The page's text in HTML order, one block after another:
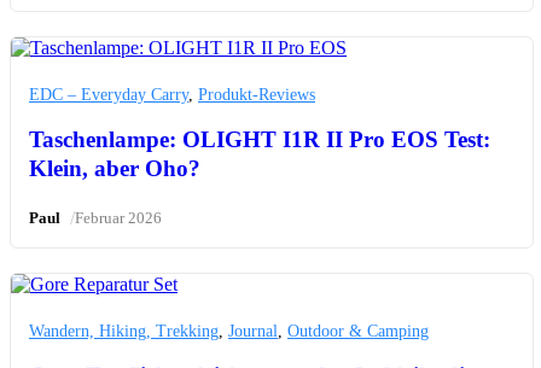
EDC – Everyday Carry, Produkt-Reviews
Taschenlampe: OLIGHT I1R II Pro EOS Test:
Klein, aber Oho?
Paul /Februar 2026
Wandern, Hiking, Trekking, Journal, Outdoor & Camping